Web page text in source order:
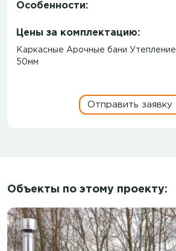
Особенности:
Цены за комплектацию:
Каркасные Арочные бани Утепление
50мм
Отправить заявку
Объекты по этому проекту: